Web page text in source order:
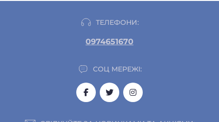
ТЕЛЕФОНИ:
0974651670
СОЦ МЕРЕЖІ: